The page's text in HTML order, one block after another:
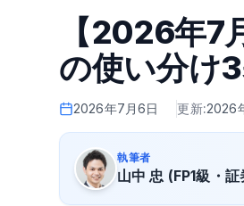
【2026年7
の使い分け
2026年7月6日 更新:2026
執筆者
山中 忠 (FP1級・